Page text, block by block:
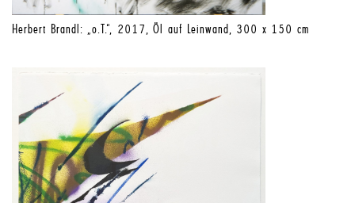
Herbert Brandl: „o.T.“, 2017, Öl auf Leinwand, 300 x 150 cm